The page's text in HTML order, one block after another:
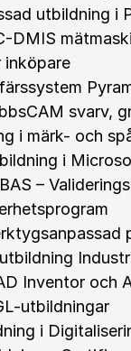
utbildning i
DMIS
inköpare
svarv,
i märk- och
i
–
Inventor och
utbildningar
i